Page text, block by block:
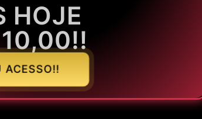
HOJE
10,00!!
ACESSO!!